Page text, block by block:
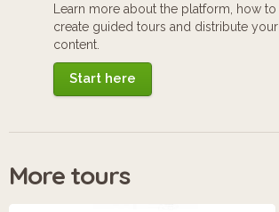
Learn more about the platform, how to
create guided tours and distribute your
content.
Start here
More tours